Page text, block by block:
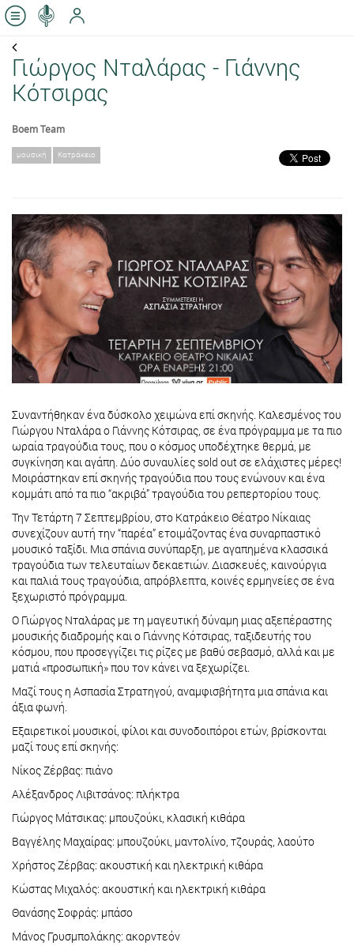
Γιώργος Νταλάρας - Γιάννης
Κότσιρας
Boem Team
μουσική Κατράκειο
Συναντήθηκαν ένα δύσκολο χειμώνα επί σκηνής. Καλεσμένος του
Γιώργου Νταλάρα ο Γιάννης Κότσιρας, σε ένα πρόγραμμα με τα πιο
ωραία τραγούδια τους, που ο κόσμος υποδέχτηκε θερμά, με
συγκίνηση και αγάπη. Δύο συναυλίες sold out σε ελάχιστες μέρες!
Μοιράστηκαν επί σκηνής τραγούδια που τους ενώνουν και ένα
κομμάτι από τα πιο “ακριβά” τραγούδια του ρεπερτορίου τους.
Την Τετάρτη 7 Σεπτεμβρίου, στο Κατράκειο Θέατρο Νίκαιας
συνεχίζουν αυτή την “παρέα” ετοιμάζοντας ένα συναρπαστικό
μουσικό ταξίδι. Μια σπάνια συνύπαρξη, με αγαπημένα κλασσικά
τραγούδια των τελευταίων δεκαετιών. Διασκευές, καινούργια
και παλιά τους τραγούδια, απρόβλεπτα, κοινές ερμηνείες σε ένα
ξεχωριστό πρόγραμμα.
Ο Γιώργος Νταλάρας με τη μαγευτική δύναμη μιας αξεπέραστης
μουσικής διαδρομής και ο Γιάννης Κότσιρας, ταξιδευτής του
κόσμου, που προσεγγίζει τις ρίζες µε βαθύ σεβασμό, αλλά και µε
ματιά «προσωπική» που τον κάνει να ξεχωρίζει.
Μαζί τους η Ασπασία Στρατηγού, αναμφισβήτητα μια σπάνια και
άξια φωνή.
Εξαιρετικοί μουσικοί, φίλοι και συνοδοιπόροι ετών, βρίσκονται
μαζί τους επί σκηνής:
Νίκος Ζέρβας: πιάνο
Αλέξανδρος Λιβιτσάνος: πλήκτρα
Γιώργος Μάτσικας: μπουζούκι, κλασική κιθάρα
Βαγγέλης Μαχαίρας: μπουζούκι, μαντολίνο, τζουράς, λαούτο
Χρήστος Ζέρβας: ακουστική και ηλεκτρική κιθάρα
Κώστας Μιχαλός: ακουστική και ηλεκτρική κιθάρα
Θανάσης Σοφράς: μπάσο
Μάνος Γρυσμπολάκης: ακορντεόν